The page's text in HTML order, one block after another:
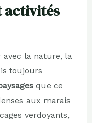
activités
avec la nature, la
toujours
que ce
aux marais
verdoyants,